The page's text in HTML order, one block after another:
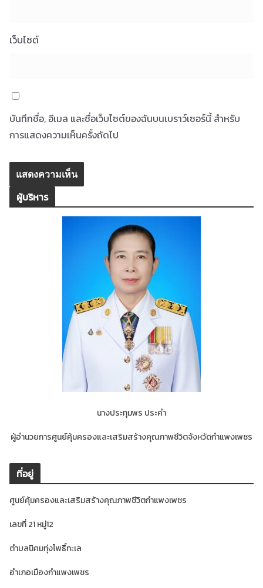
เว็บไซต์
บันทึกชื่อ, อีเมล และชื่อเว็บไซต์ของฉันบนเบราว์เซอร์นี้ สำหรับ
การแสดงความเห็นครั้งถัดไป
ผู้บริหาร
นางประทุมพร ประคำ
ผู้อำนวยการศูนย์คุ้มครองและเสริมสร้างคุณภาพชีวิตจังหวัดกำแพงเพชร
ที่อยู่
ศูนย์คุ้มครองและเสริมสร้างคุณภาพชีวิตกำแพงเพชร
เลขที่ 21 หมู่12
ตำบลนิคมทุ่งโพธิ์ทะเล
อำเภอเมืองกำแพงเพชร